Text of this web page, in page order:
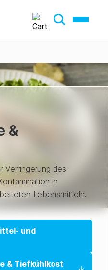
&
Verringerung des
in
Lebensmitteln.
und
& Tiefkühlkost